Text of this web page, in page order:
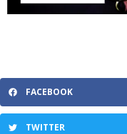
FACEBOOK
TWITTER